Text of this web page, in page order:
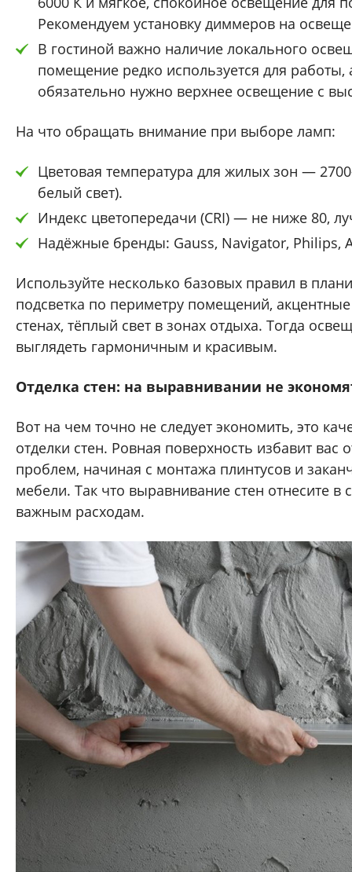
Рекомендуем установку диммеров на
В гостиной важно наличие локального
помещение редко используется для работы,
обязательно нужно верхнее освещение с
На что обращать внимание при выборе ламп:
Цветовая температура для жилых зон —
белый свет).
Индекс цветопередачи (CRI) — не ниже 80,
Надёжные бренды: Gauss, Navigator, Philips,
Используйте несколько базовых правил в
подсветка по периметру помещений,
стенах, тёплый свет в зонах отдыха. Тогда
выглядеть гармоничным и красивым.
Отделка стен: на выравнивании не
Вот на чем точно не следует экономить, это
отделки стен. Ровная поверхность избавит вас
проблем, начиная с монтажа плинтусов и
мебели. Так что выравнивание стен отнесите в
важным расходам.